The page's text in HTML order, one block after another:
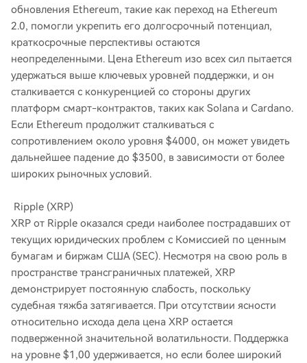
обновления Ethereum, такие как переход на Ethereum
2.0, помогли укрепить его долгосрочный потенциал,
краткосрочные перспективы остаются
неопределенными. Цена Ethereum изо всех сил пытается
удержаться выше ключевых уровней поддержки, и он
сталкивается с конкуренцией со стороны других
платформ смарт-контрактов, таких как Solana и Cardano.
Если Ethereum продолжит сталкиваться с
сопротивлением около уровня $4000, он может увидеть
дальнейшее падение до $3500, в зависимости от более
широких рыночных условий.
Ripple (XRP)
XRP от Ripple оказался среди наиболее пострадавших от
текущих юридических проблем с Комиссией по ценным
бумагам и биржам США (SEC). Несмотря на свою роль в
пространстве трансграничных платежей, XRP
демонстрирует постоянную слабость, поскольку
судебная тяжба затягивается. При отсутствии ясности
относительно исхода дела цена XRP остается
подверженной значительной волатильности. Поддержка
на уровне $1,00 удерживается, но если более широкий